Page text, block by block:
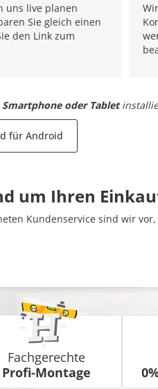
uns live planen
Sie gleich einen
den Link zum
Smartphone oder Tablet
für Android
um Ihren
Kundenservice sind wir
Fachgerechte
Profi-Montage